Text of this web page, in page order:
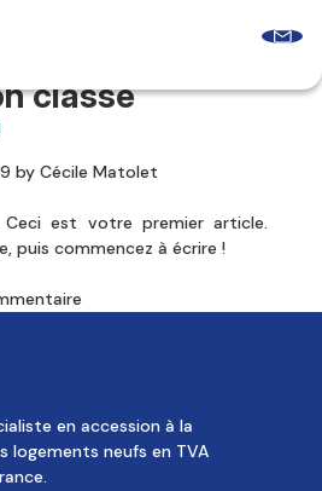
classé
by Cécile Matolet
Ceci est votre premier article.
puis commencez à écrire !
en accession à la
logements neufs en TVA